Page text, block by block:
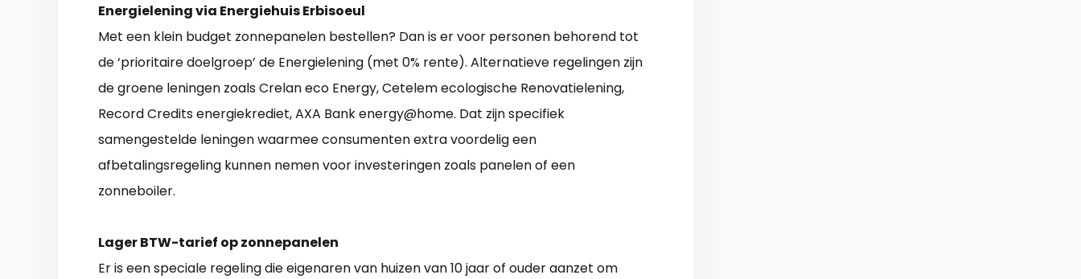
Energielening via Energiehuis Erbisoeul
Met een klein budget zonnepanelen bestellen? Dan is er voor personen behorend tot
de ‘prioritaire doelgroep’ de Energielening (met 0% rente). Alternatieve regelingen zijn
de groene leningen zoals Crelan eco Energy, Cetelem ecologische Renovatielening,
Record Credits energiekrediet, AXA Bank energy@home. Dat zijn specifiek
samengestelde leningen waarmee consumenten extra voordelig een
afbetalingsregeling kunnen nemen voor investeringen zoals panelen of een
zonneboiler.
Lager BTW-tarief op zonnepanelen
Er is een speciale regeling die eigenaren van huizen van 10 jaar of ouder aanzet om